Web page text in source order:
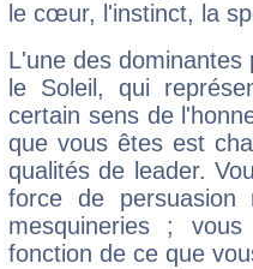
le cœur, l'instinct, la
L'une des
le Soleil, qui
certain sens de
que vous êtes est
qualités de leader.
force de
mesquineries ;
fonction de ce que